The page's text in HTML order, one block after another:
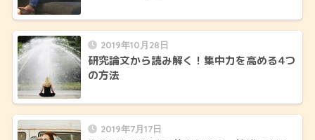
2019年10月28日
研究論文から読み解く！集中力を高める4つ
の方法
2019年7月17日